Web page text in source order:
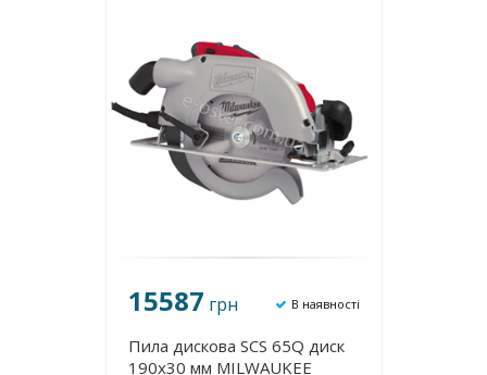
15587 грн В наявності
Пила дискова SCS 65Q диск
190х30 мм MILWAUKEE